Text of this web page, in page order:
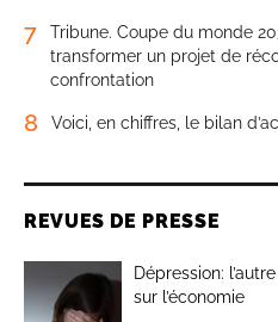
7
Tribune. Coupe du monde
transformer un projet de
confrontation
8 Voici, en chiffres, le bilan
REVUES DE PRESSE
Dépression:
sur l’économie